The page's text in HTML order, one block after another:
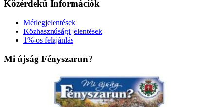
Közérdekű Információk
Mérlegjelentések
Közhasznúsági jelentések
1%-os felajánlás
Mi újság Fényszarun?